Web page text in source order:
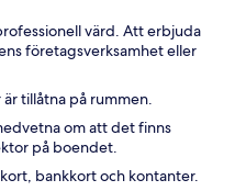
värd. Att erbjuda
företagsverksamhet eller
tillåtna på rummen.
om att det finns
på boendet.
bankkort och kontanter.